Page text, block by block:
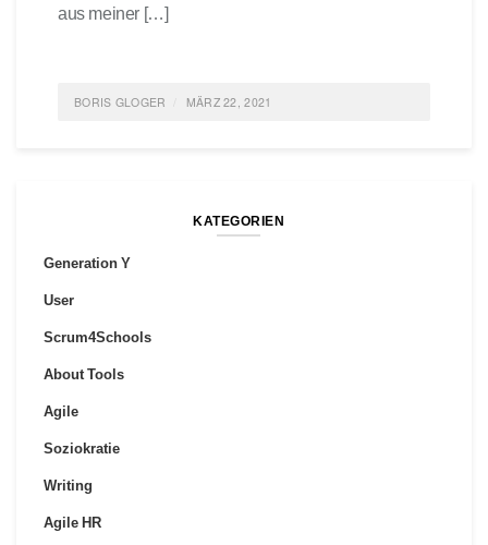
aus meiner […]
BORIS GLOGER MÄRZ 22, 2021
0 COMMENTS
KATEGORIEN
Generation Y
User
Scrum4Schools
About Tools
Agile
Soziokratie
Writing
Agile HR